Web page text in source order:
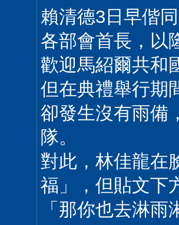
賴清德3日早偕
各部會首長，以
歡迎馬紹爾共和
但在典禮舉行期
卻發生沒有雨備
隊。
對此，林佳龍在
福」，但貼文下
「那你也去淋